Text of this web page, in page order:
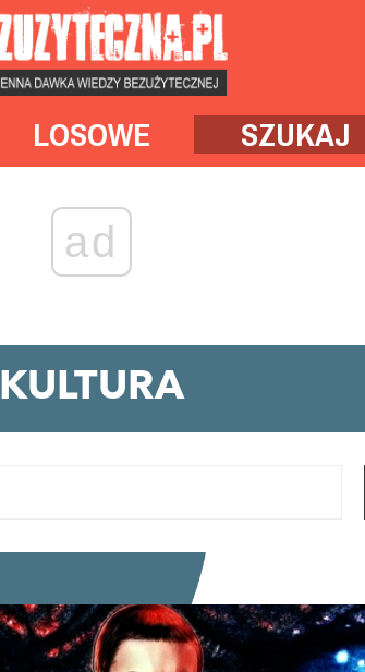
LOSOWE SZUKAJ
ad
KULTURA